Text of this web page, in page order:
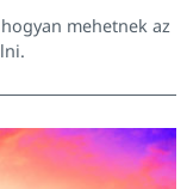
mehetnek az